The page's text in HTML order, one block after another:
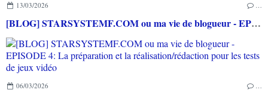
13/03/2026 …
[BLOG] STARSYSTEMF.COM ou ma vie de blogueur - EPISODE 5: La promotion du blog et des articles
06/03/2026 …